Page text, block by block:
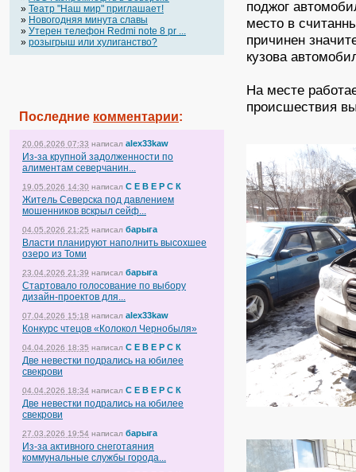
» Театр "Наш мир" приглашает!
» Новогодняя минута славы
» Утерен телефон Redmi note 8 pr ...
» розыгрыш или хулиганство?
Последние комментарии:
20.06.2026 07:33 написал alex33kaw
Из-за крупной задолженности по
алиментам северчанин...
19.05.2026 14:30 написал С Е В Е Р С К
Житель Северска под давлением
мошенников вскрыл сейф...
04.05.2026 21:25 написал барыга
Власти планируют наполнить высохшее
озеро из Томи
23.04.2026 21:39 написал барыга
Стартовало голосование по выбору
дизайн-проектов для...
07.04.2026 15:18 написал alex33kaw
Конкурс чтецов «Колокол Чернобыля»
04.04.2026 18:35 написал С Е В Е Р С К
Две невестки подрались на юбилее
свекрови
04.04.2026 18:34 написал С Е В Е Р С К
Две невестки подрались на юбилее
свекрови
27.03.2026 19:54 написал барыга
Из-за активного снеготаяния
коммунальные службы города...
поджог
место в
причинен
кузова
На месте
происшествия